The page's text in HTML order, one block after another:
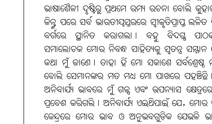
ଭାଷାଶୈଳୀ ଦୃଷ୍ଟିରୁ ପ୍ରଥମେ ରମ୍ୟ ରଚନା ବୋଲି
କିନ୍ତୁ ପରେ ସର୍ବ ଭାରତୀୟସ୍ତରରେ ସ୍ବୀକୃତିପ୍ରାପ୍ତ ଲଳିତ
ବର୍ଗରେ ସ୍ଥାନିତ କରାଗଲା। ବହୁ ବିଦଗ୍ଧ
ସମାଲୋଚକ ମୋର ନିବନ୍ଧ ସାହିତ୍ୟକୁ ସ୍ବତନ୍ତ୍ର ସମ୍ମାନ
କଥା ମୁଁ ଜାଣେ। ତାହା ହିଁ ମୋ ସକାଶେ ସର୍ବଶ୍ରେଷ୍ଠ
ବୋଲି ସେମାନଙ୍କର ମତ ମଧ୍ୟ ମୋ ପାଖରେ
ଅନିବାର୍ଯ୍ୟ ଭାବରେ ମୁଁ ଗଳ୍ପ ଏବଂ ଉପନ୍ୟାସ
ପ୍ରବେଶ କରିଗଲି। ଅନିବାର୍ଯ୍ୟ ଏଇଥିପାଇଁ ଯେ,
କେନ୍ଦ୍ରରେ ମୋର ଭାବ ଓ ଅନୁଭବଗୁଡ଼ିକ ଯେଭଳି